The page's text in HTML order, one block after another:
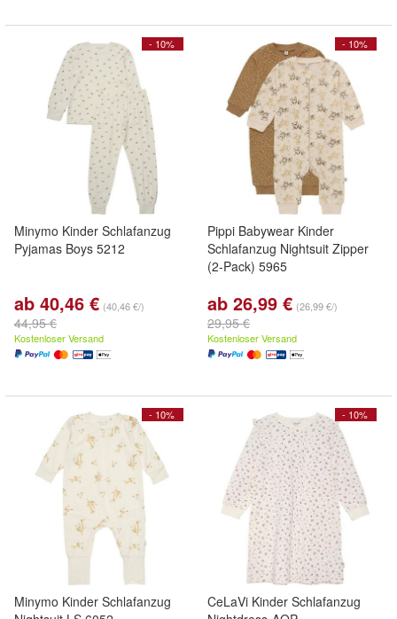
- 10%
Minymo Kinder Schlafanzug
Pyjamas Boys 5212
ab 40,46 € (40,46 €/)
44,95 €
Kostenloser Versand
- 10%
Pippi Babywear Kinder
Schlafanzug Nightsuit Zipper
(2-Pack) 5965
ab 26,99 € (26,99 €/)
29,95 €
Kostenloser Versand
- 10%
Minymo Kinder Schlafanzug
- 10%
CeLaVi Kinder Schlafanzug